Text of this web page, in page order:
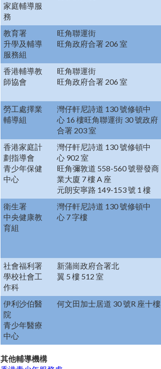
家庭輔導服
務
教育署
升學及輔導
服務組
旺角聯運街
旺角政府合署 206 室
香港輔導教
師協會
旺角聯運街
旺角政府合署 206 室
勞工處擇業
輔導組
灣仔軒尼詩道 130 號修頓中
心 16 樓旺角聯運街 30 號政府
合署 203 室
香港家庭計
劃指導會
青少年保健
中心
灣仔軒尼詩道 130 號修頓中
心 902 室
旺角彌敦道 558-560 號譽發商
業大廈 7 樓 A 座
元朗安寧路 149-153 號 1 樓
衛生署
中央健康教
育組
灣仔軒尼詩道 130 號修頓中
心 7 字樓
社會福利署
學校社會工
作科
新蒲崗政府合署北
翼 5 樓 512 室
伊利沙伯醫
院
青少年醫療
中心
何文田加士居道 30 號R 座十樓
其他輔導機構